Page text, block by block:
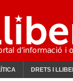
DRETS I